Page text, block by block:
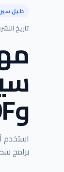
دليل
تاريخ النشر: ١٢ يونيو ٢٠٢٦
وPDF
برامج